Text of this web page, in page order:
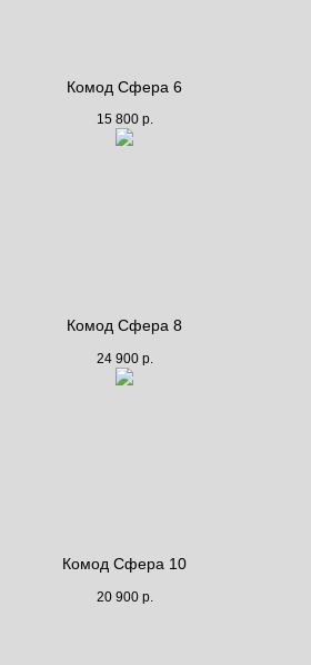
Комод Сфера 6
15 800 р.
Комод Сфера 8
24 900 р.
Комод Сфера 10
20 900 р.